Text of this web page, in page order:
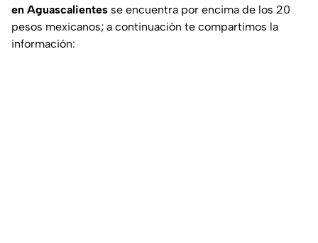
en Aguascalientes se encuentra por encima de los 20
pesos mexicanos; a continuación te compartimos la
información: